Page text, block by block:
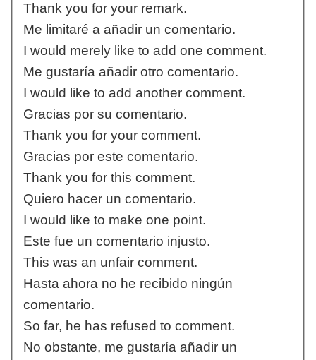
Thank you for your remark.
Me limitaré a añadir un comentario.
I would merely like to add one comment.
Me gustaría añadir otro comentario.
I would like to add another comment.
Gracias por su comentario.
Thank you for your comment.
Gracias por este comentario.
Thank you for this comment.
Quiero hacer un comentario.
I would like to make one point.
Este fue un comentario injusto.
This was an unfair comment.
Hasta ahora no he recibido ningún
comentario.
So far, he has refused to comment.
No obstante, me gustaría añadir un